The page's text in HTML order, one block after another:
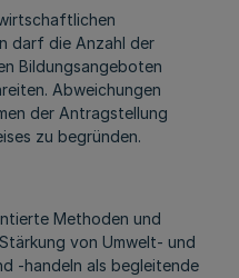
darf die Anzahl der
Bildungsangeboten
Abweichungen
der Antragstellung
zu begründen.
Methoden und
von Umwelt- und
-handeln als begleitende